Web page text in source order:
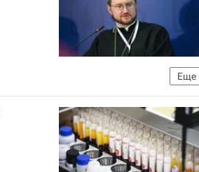
Еще